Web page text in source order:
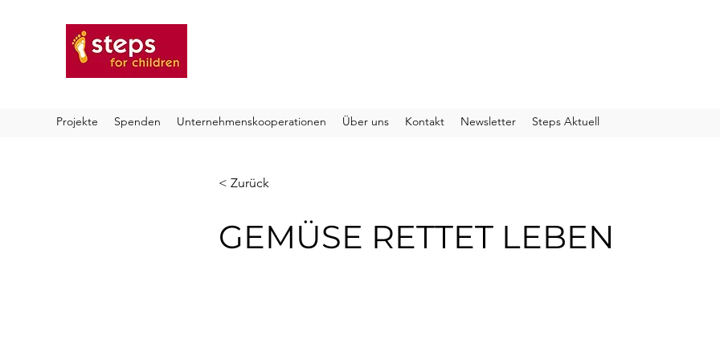
Projekte Spenden Unternehmenskooperationen Über uns Kontakt Newsletter Steps Aktuell
< Zurück
GEMÜSE RETTET LEBEN